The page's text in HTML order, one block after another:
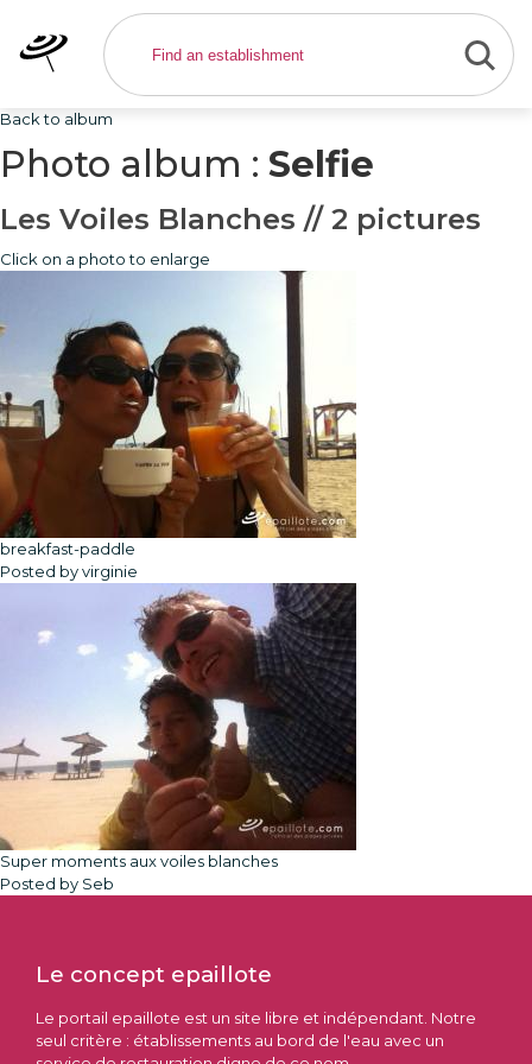
Back to album
Photo album : Selfie
Les Voiles Blanches // 2 pictures
Click on a photo to enlarge
breakfast-paddle
Posted by virginie
Super moments aux voiles blanches
Posted by Seb
Le concept epaillote
Le portail epaillote est un site libre et indépendant. Notre
seul critère : établissements au bord de l'eau avec un